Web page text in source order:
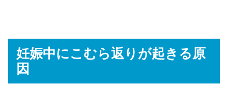
妊娠中にこむら返りが起きる原
因